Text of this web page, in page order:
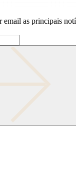
email as principais